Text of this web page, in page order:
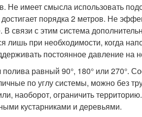
Не имеет смысла использовать
порядка 2 метров. Не
связи с этим система
лишь при необходимости, когда
постоянное давление на
равный 90°, 180° или 270°.
по углу системы, можно без
наоборот, ограничить
кустарниками и деревьями.